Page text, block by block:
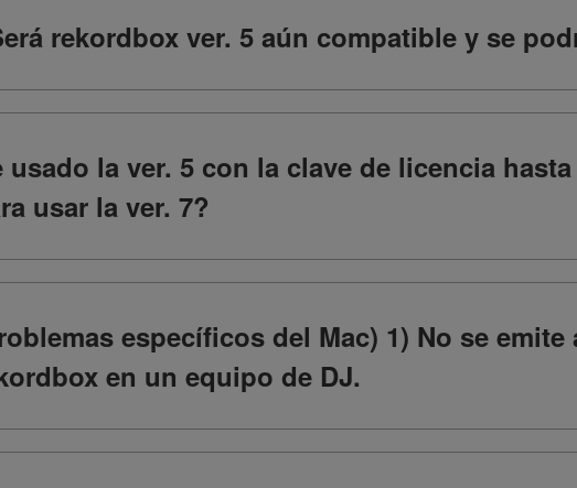
rekordbox ver. 5 aún compatible y se
usado la ver. 5 con la clave de licencia
usar la ver. 7?
específicos del Mac) 1) No se
en un equipo de DJ.